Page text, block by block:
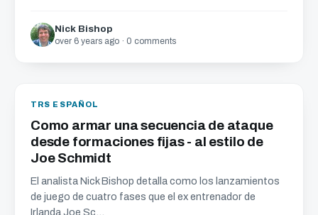
Nick Bishop
over 6 years ago · 0 comments
TRS ESPAÑOL
Como armar una secuencia de ataque
desde formaciones fijas - al estilo de
Joe Schmidt
El analista Nick Bishop detalla como los lanzamientos
de juego de cuatro fases que el ex entrenador de
Irlanda Joe Sc...